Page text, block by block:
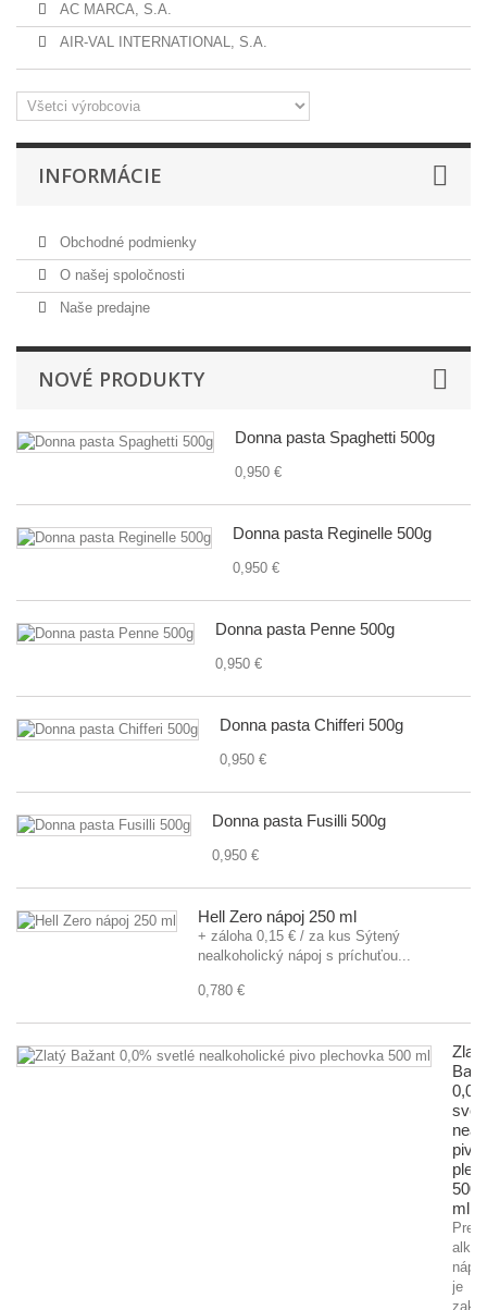
AC MARCA, S.A.
AIR-VAL INTERNATIONAL, S.A.
INFORMÁCIE
Obchodné podmienky
O našej spoločnosti
Naše predajne
NOVÉ PRODUKTY
Donna pasta Spaghetti 500g
0,950 €
Donna pasta Reginelle 500g
0,950 €
Donna pasta Penne 500g
0,950 €
Donna pasta Chifferi 500g
0,950 €
Donna pasta Fusilli 500g
0,950 €
Hell Zero nápoj 250 ml
+ záloha 0,15 € / za kus Sýtený
nealkoholický nápoj s príchuťou...
0,780 €
Zlatý
0,0%
pivo
500
ml
je